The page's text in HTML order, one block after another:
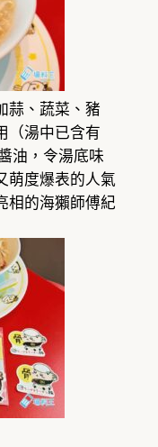
蒜、蔬菜、豬
（湯中已含有
油，令湯底味
萌度爆表的人氣
相的海獺師傅紀